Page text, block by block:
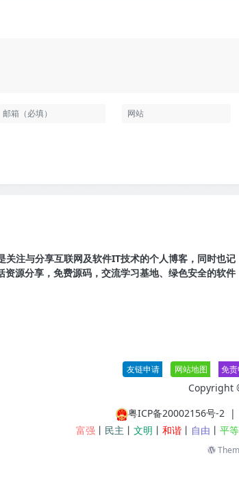
关注与分享互联网及软件IT技术的个人博客，同时也记
源分享，免费源码，交流学习基地、绿色安全的软件
友链申请 网站地图 免
Copyright
粤ICP备20002156号-2|
富强 丨 民主 丨 文明 丨 和谐 丨 自由 丨 平等